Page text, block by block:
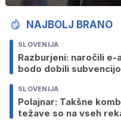
NAJBOLJ BRANO
SLOVENIJA
Razburjeni: naročili
bodo dobili subvencijo
SLOVENIJA
Polajnar: Takšne
težave so na vseh